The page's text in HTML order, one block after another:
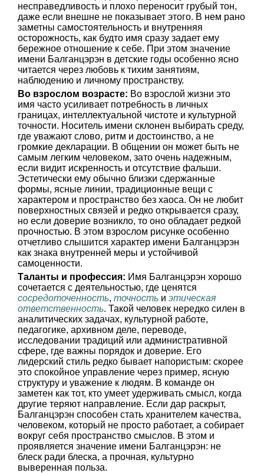
несправедливость и плохо переносит грубый тон,
даже если внешне не показывает этого. В нем рано
заметны самостоятельность и внутренняя
осторожность, как будто имя сразу задает ему
бережное отношение к себе. При этом значение
имени Балганцэрэн в детские годы особенно ясно
читается через любовь к тихим занятиям,
наблюдению и личному пространству.
Во взрослом возрасте: Во взрослой жизни это
имя часто усиливает потребность в личных
границах, интеллектуальной чистоте и культурной
точности. Носитель имени склонен выбирать среду,
где уважают слово, ритм и достоинство, а не
громкие декларации. В общении он может быть не
самым легким человеком, зато очень надежным,
если видит искренность и отсутствие фальши.
Эстетически ему обычно близки сдержанные
формы, ясные линии, традиционные вещи с
характером и пространство без хаоса. Он не любит
поверхностных связей и редко открывается сразу,
но если доверие возникло, то оно обладает редкой
прочностью. В этом взрослом рисунке особенно
отчетливо слышится характер имени Балганцэрэн
как знака внутренней меры и устойчивой
самоценности.
Таланты и профессия: Имя Балганцэрэн хорошо
сочетается с деятельностью, где ценятся
сосредоточенность, точность и этическая
ответственность. Такой человек нередко силен в
аналитических задачах, культурной работе,
педагогике, архивном деле, переводе,
исследовании традиций или административной
сфере, где важны порядок и доверие. Его
лидерский стиль редко бывает напористым: скорее
это спокойное управление через пример, ясную
структуру и уважение к людям. В команде он
заметен как тот, кто умеет удерживать смысл, когда
другие теряют направление. Если дар раскрыт,
Балганцэрэн способен стать хранителем качества,
человеком, который не просто работает, а собирает
вокруг себя пространство смыслов. В этом и
проявляется значение имени Балганцэрэн: не
блеск ради блеска, а прочная, культурно
выверенная польза.